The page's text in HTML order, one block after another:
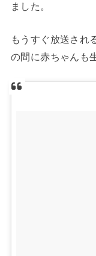
ました。
もうすぐ放送され
の間に赤ちゃんも